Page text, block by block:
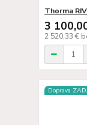
Thorma
3
2 520,33 €
Doprava